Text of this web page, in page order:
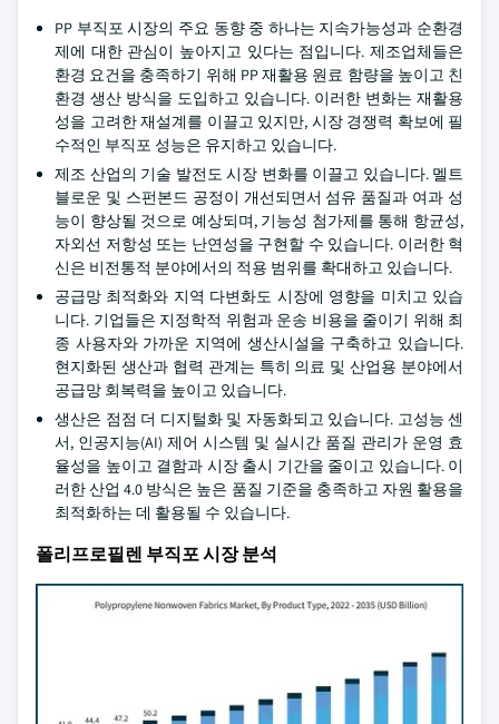
PP 부직포 시장의 주요 동향 중 하나는 지속가능성과 순환경
제에 대한 관심이 높아지고 있다는 점입니다. 제조업체들은
환경 요건을 충족하기 위해 PP 재활용 원료 함량을 높이고 친
환경 생산 방식을 도입하고 있습니다. 이러한 변화는 재활용
성을 고려한 재설계를 이끌고 있지만, 시장 경쟁력 확보에 필
수적인 부직포 성능은 유지하고 있습니다.
제조 산업의 기술 발전도 시장 변화를 이끌고 있습니다. 멜트
블로운 및 스펀본드 공정이 개선되면서 섬유 품질과 여과 성
능이 향상될 것으로 예상되며, 기능성 첨가제를 통해 항균성,
자외선 저항성 또는 난연성을 구현할 수 있습니다. 이러한 혁
신은 비전통적 분야에서의 적용 범위를 확대하고 있습니다.
공급망 최적화와 지역 다변화도 시장에 영향을 미치고 있습
니다. 기업들은 지정학적 위험과 운송 비용을 줄이기 위해 최
종 사용자와 가까운 지역에 생산시설을 구축하고 있습니다.
현지화된 생산과 협력 관계는 특히 의료 및 산업용 분야에서
공급망 회복력을 높이고 있습니다.
생산은 점점 더 디지털화 및 자동화되고 있습니다. 고성능 센
서, 인공지능(AI) 제어 시스템 및 실시간 품질 관리가 운영 효
율성을 높이고 결함과 시장 출시 기간을 줄이고 있습니다. 이
러한 산업 4.0 방식은 높은 품질 기준을 충족하고 자원 활용을
최적화하는 데 활용될 수 있습니다.
폴리프로필렌 부직포 시장 분석